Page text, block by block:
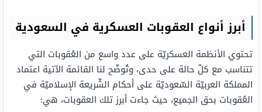
أبرز أنواع العقوبات العسكرية في السعودية
تحتوي الأنظمة العسكريّة على عدد واسع من العُقوبات التي
تتناسب مع كلّ حالة على حدى، وتُوضّح لنا القائمة الآتية اعتماد
المملكة العربيّة السّعوديّة على أحكام الشّريعة الإسلاميّة في
العُقوبات بحق الجميع، حيث جاءت أبرز تلك العقوبات، هي: